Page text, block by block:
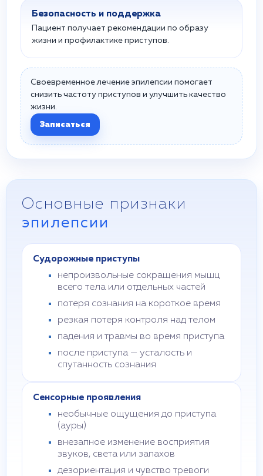
Безопасность и поддержка
Пациент получает рекомендации по образу
жизни и профилактике приступов.
Своевременное лечение эпилепсии помогает
снизить частоту приступов и улучшить качество
жизни.
Записаться
Основные признаки
эпилепсии
Судорожные приступы
непроизвольные сокращения мышц
всего тела или отдельных частей
потеря сознания на короткое время
резкая потеря контроля над телом
падения и травмы во время приступа
после приступа — усталость и
спутанность сознания
Сенсорные проявления
необычные ощущения до приступа
(ауры)
внезапное изменение восприятия
звуков, света или запахов
дезориентация и чувство тревоги